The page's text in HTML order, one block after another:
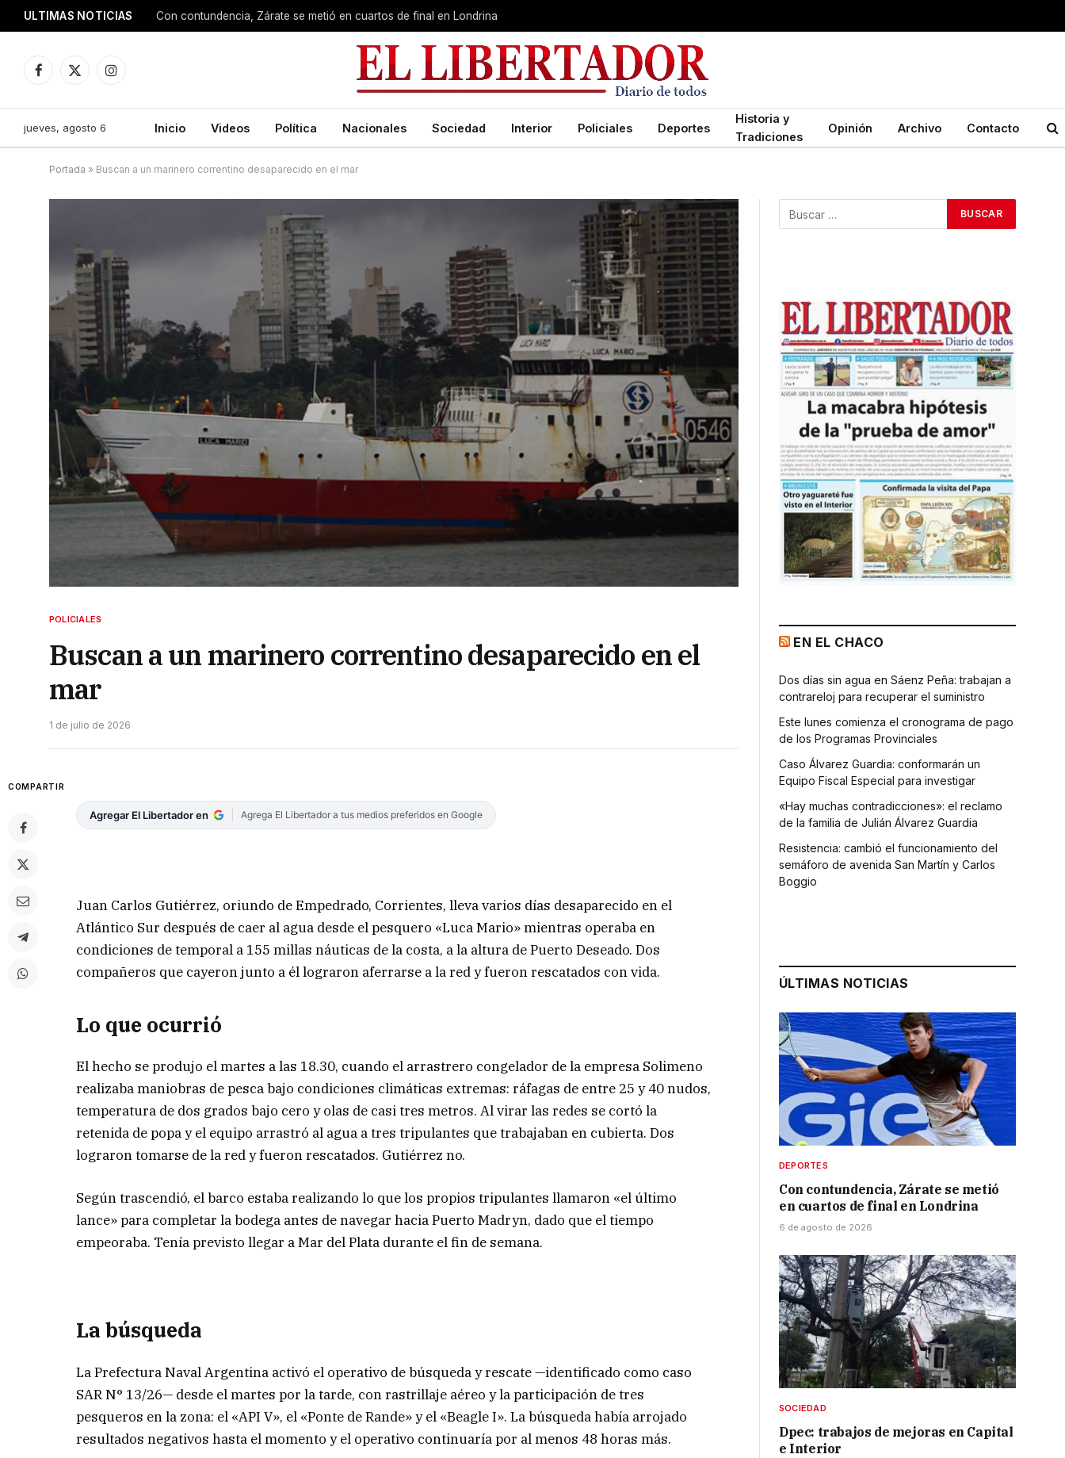
ULTIMAS NOTICIAS Con contundencia, Zárate se metió en cuartos de final en Londrina
Facebook
X
Instagram
jueves, agosto 6 Inicio Videos Política Nacionales Sociedad Interior Policiales Deportes
Historia y
Tradiciones
Opinión Archivo Contacto
Portada » Buscan a un marinero correntino desaparecido en el mar
POLICIALES
Buscan a un marinero correntino desaparecido en el
mar
1 de julio de 2026
COMPARTIR
Agregar El Libertador en Agrega El Libertador a tus medios preferidos en Google
Juan Carlos Gutiérrez, oriundo de Empedrado, Corrientes, lleva varios días desaparecido en el
Atlántico Sur después de caer al agua desde el pesquero «Luca Mario» mientras operaba en
condiciones de temporal a 155 millas náuticas de la costa, a la altura de Puerto Deseado. Dos
compañeros que cayeron junto a él lograron aferrarse a la red y fueron rescatados con vida.
Lo que ocurrió
El hecho se produjo el martes a las 18.30, cuando el arrastrero congelador de la empresa Solimeno
realizaba maniobras de pesca bajo condiciones climáticas extremas: ráfagas de entre 25 y 40 nudos,
temperatura de dos grados bajo cero y olas de casi tres metros. Al virar las redes se cortó la
retenida de popa y el equipo arrastró al agua a tres tripulantes que trabajaban en cubierta. Dos
lograron tomarse de la red y fueron rescatados. Gutiérrez no.
Según trascendió, el barco estaba realizando lo que los propios tripulantes llamaron «el último
lance» para completar la bodega antes de navegar hacia Puerto Madryn, dado que el tiempo
empeoraba. Tenía previsto llegar a Mar del Plata durante el fin de semana.
La búsqueda
La Prefectura Naval Argentina activó el operativo de búsqueda y rescate —identificado como caso
SAR N° 13/26— desde el martes por la tarde, con rastrillaje aéreo y la participación de tres
pesqueros en la zona: el «API V», el «Ponte de Rande» y el «Beagle I». La búsqueda había arrojado
resultados negativos hasta el momento y el operativo continuaría por al menos 48 horas más.
EN EL CHACO
Dos días sin agua en Sáenz Peña: trabajan a
contrareloj para recuperar el suministro
Este lunes comienza el cronograma de pago
de los Programas Provinciales
Caso Álvarez Guardia: conformarán un
Equipo Fiscal Especial para investigar
«Hay muchas contradicciones»: el reclamo
de la familia de Julián Álvarez Guardia
Resistencia: cambió el funcionamiento del
semáforo de avenida San Martín y Carlos
Boggio
ÚLTIMAS NOTICIAS
DEPORTES
Con contundencia, Zárate se metió
en cuartos de final en Londrina
6 de agosto de 2026
SOCIEDAD
Dpec: trabajos de mejoras en Capital
e Interior